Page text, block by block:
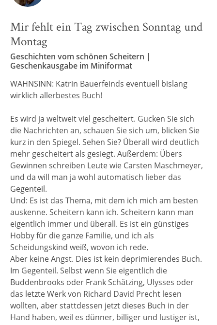
Mir fehlt ein Tag zwischen Sonntag und
Montag
Geschichten vom schönen Scheitern |
Geschenkausgabe im Miniformat
WAHNSINN: Katrin Bauerfeinds eventuell bislang
wirklich allerbestes Buch!
Es wird ja weltweit viel gescheitert. Gucken Sie sich
die Nachrichten an, schauen Sie sich um, blicken Sie
kurz in den Spiegel. Sehen Sie? Überall wird deutlich
mehr gescheitert als gesiegt. Außerdem: Übers
Gewinnen schreiben Leute wie Carsten Maschmeyer,
und da will man ja wohl automatisch lieber das
Gegenteil.
Und: Es ist das Thema, mit dem ich mich am besten
auskenne. Scheitern kann ich. Scheitern kann man
eigentlich immer und überall. Es ist ein günstiges
Hobby für die ganze Familie, und ich als
Scheidungskind weiß, wovon ich rede.
Aber keine Angst. Dies ist kein deprimierendes Buch.
Im Gegenteil. Selbst wenn Sie eigentlich die
Buddenbrooks oder Frank Schätzing, Ulysses oder
das letzte Werk von Richard David Precht lesen
wollten, aber stattdessen jetzt dieses Buch in der
Hand haben, weil es dünner, billiger und lustiger ist,